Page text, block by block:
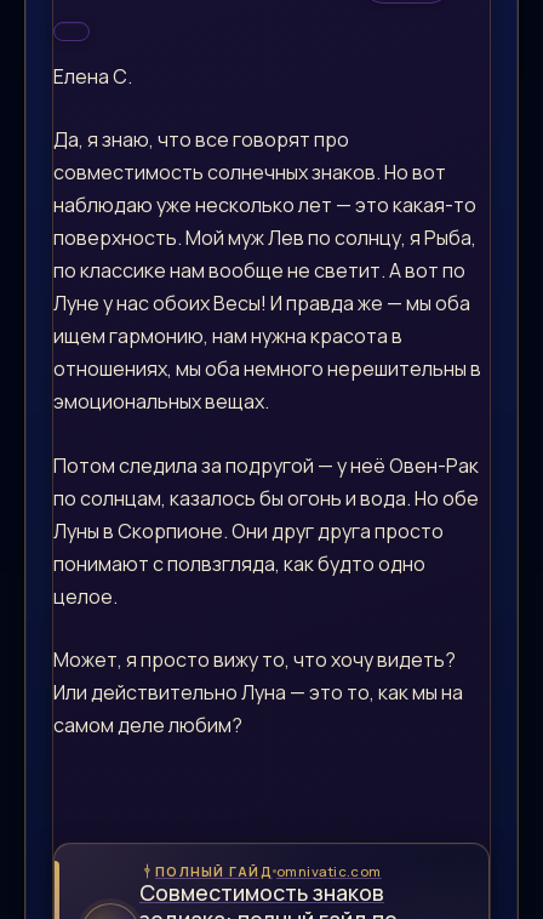
Елена С.
Да, я знаю, что все говорят про
совместимость солнечных знаков. Но вот
наблюдаю уже несколько лет — это какая-то
поверхность. Мой муж Лев по солнцу, я Рыба,
по классике нам вообще не светит. А вот по
Луне у нас обоих Весы! И правда же — мы оба
ищем гармонию, нам нужна красота в
отношениях, мы оба немного нерешительны в
эмоциональных вещах.
Потом следила за подругой — у неё Овен-Рак
по солнцам, казалось бы огонь и вода. Но обе
Луны в Скорпионе. Они друг друга просто
понимают с полвзгляда, как будто одно
целое.
Может, я просто вижу то, что хочу видеть?
Или действительно Луна — это то, как мы на
самом деле любим?
ПОЛНЫЙ ГАЙД omnivatic.com
Совместимость знаков